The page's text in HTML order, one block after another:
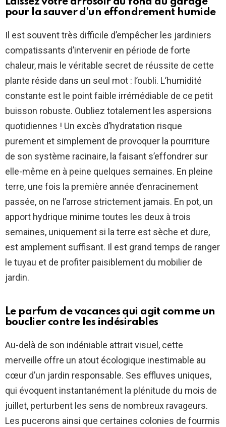
pour la sauver d’un effondrement humide
Il est souvent très difficile d’empêcher les jardiniers
compatissants d’intervenir en période de forte
chaleur, mais le véritable secret de réussite de cette
plante réside dans un seul mot : l’oubli. L’humidité
constante est le point faible irrémédiable de ce petit
buisson robuste. Oubliez totalement les aspersions
quotidiennes ! Un excès d’hydratation risque
purement et simplement de provoquer la pourriture
de son système racinaire, la faisant s’effondrer sur
elle-même en à peine quelques semaines. En pleine
terre, une fois la première année d’enracinement
passée, on ne l’arrose strictement jamais. En pot, un
apport hydrique minime toutes les deux à trois
semaines, uniquement si la terre est sèche et dure,
est amplement suffisant. Il est grand temps de ranger
le tuyau et de profiter paisiblement du mobilier de
jardin.
Le parfum de vacances qui agit comme un
bouclier contre les indésirables
Au-delà de son indéniable attrait visuel, cette
merveille offre un atout écologique inestimable au
cœur d’un jardin responsable. Ses effluves uniques,
qui évoquent instantanément la plénitude du mois de
juillet, perturbent les sens de nombreux ravageurs.
Les pucerons ainsi que certaines colonies de fourmis